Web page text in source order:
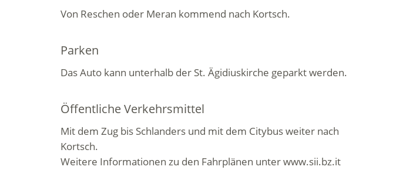
Von Reschen oder Meran kommend nach Kortsch.
Parken
Das Auto kann unterhalb der St. Ägidiuskirche geparkt werden.
Öffentliche Verkehrsmittel
Mit dem Zug bis Schlanders und mit dem Citybus weiter nach
Kortsch.
Weitere Informationen zu den Fahrplänen unter www.sii.bz.it